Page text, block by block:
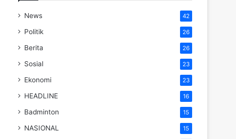
News 42
Politik 26
Berita 26
Sosial 23
Ekonomi 23
HEADLINE 16
Badminton 15
NASIONAL 15